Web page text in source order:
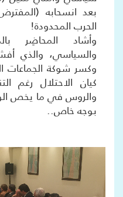
بعد انسحابه
الحرب المحدودة!
وأشاد المحاضِر
والسياسي، والذي
وكسر شوكة الجماعات
كيان الاحتلال رغم
والروس في ما يخص
بوجه خاص..